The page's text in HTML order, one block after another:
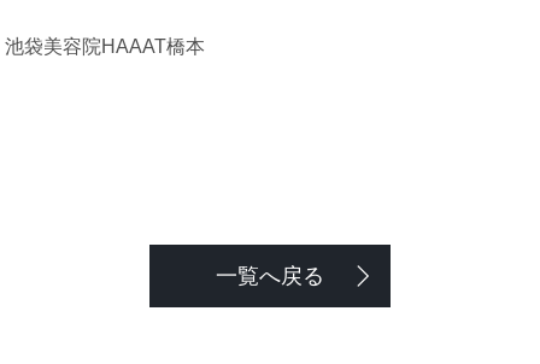
池袋美容院HAAAT橋本
一覧へ戻る